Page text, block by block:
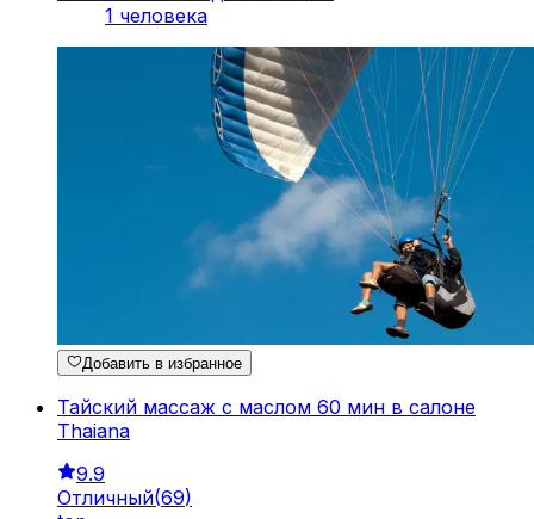
1 человека
Добавить в избранное
Тайский массаж с маслом 60 мин в салоне
Thaiana
9.9
Отличный(69)